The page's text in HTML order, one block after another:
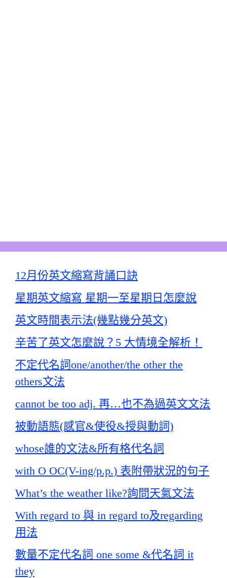
12月份英文縮寫背誦口訣
星期英文縮寫 星期一至星期日怎麼說
英文時間表示法(幾點幾分英文)
辛苦了英文怎麼說？5 大情境全解析！
不定代名詞one/another/the other the
others文法
cannot be too adj. 再…也不為過英文文法
被動語態(感官&使役&授與動詞)
whose誰的文法&所有格代名詞
with O OC(V-ing/p.p.) 表附帶狀況的句子
What’s the weather like?詢問天氣文法
With regard to 與 in regard to及regarding
用法
數量不定代名詞 one some &代名詞 it
they